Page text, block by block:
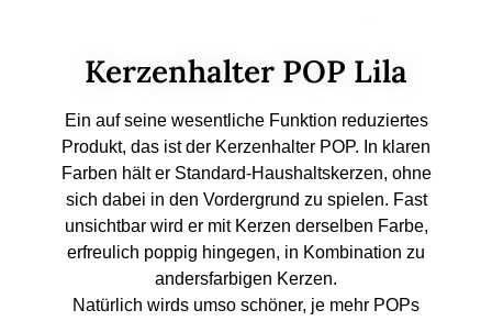
Kerzenhalter POP Lila
Ein auf seine wesentliche Funktion reduziertes
Produkt, das ist der Kerzenhalter POP. In klaren
Farben hält er Standard-Haushaltskerzen, ohne
sich dabei in den Vordergrund zu spielen. Fast
unsichtbar wird er mit Kerzen derselben Farbe,
erfreulich poppig hingegen, in Kombination zu
andersfarbigen Kerzen.
Natürlich wirds umso schöner, je mehr POPs